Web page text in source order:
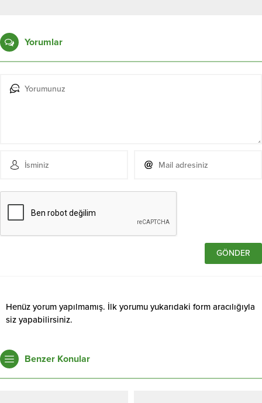
Yorumlar
Henüz yorum yapılmamış. İlk yorumu yukarıdaki form aracılığıyla
siz yapabilirsiniz.
Benzer Konular